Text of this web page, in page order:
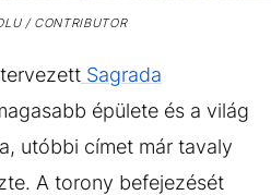
/ CONTRIBUTOR
Sagrada
épülete és a világ
utóbbi címet már tavaly
A torony befejezését